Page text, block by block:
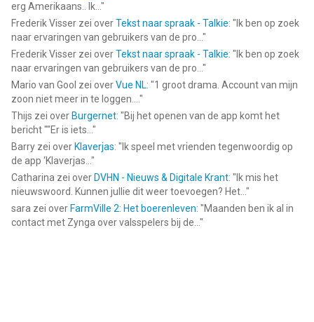
erg Amerikaans.. Ik... "
Frederik Visser zei overTekst naar spraak - Talkie: " Ik ben op zoek
naar ervaringen van gebruikers van de pro... "
Frederik Visser zei overTekst naar spraak - Talkie: " Ik ben op zoek
naar ervaringen van gebruikers van de pro... "
Mario van Gool zei overVue NL: "1 groot drama. Account van mijn
zoon niet meer in te loggen.... "
Thijs zei over Burgernet: "Bij het openen van de app komt het
bericht ""Er is iets... "
Barry zei over Klaverjas: " Ik speel met vrienden tegenwoordig op
de app ‘Klaverjas... "
Catharina zei over DVHN - Nieuws & Digitale Krant: " Ik mis het
nieuwswoord. Kunnen jullie dit weer toevoegen? Het... "
sara zei over FarmVille 2: Het boerenleven: "Maanden ben ik al in
contact met Zynga over valsspelers bij de... "